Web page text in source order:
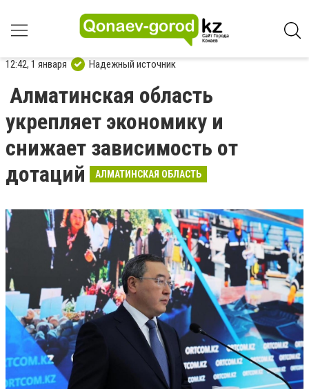
12:42, 1 января Надежный источник
Алматинская область
укрепляет экономику и
снижает зависимость от
дотаций
АЛМАТИНСКАЯ ОБЛАСТЬ